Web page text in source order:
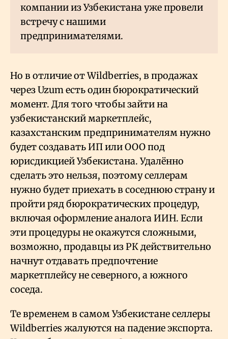
компании из Узбекистана уже провели
встречу с нашими
предпринимателями.
Но в отличие от Wildberries, в продажах
через Uzum есть один бюрократический
момент. Для того чтобы зайти на
узбекистанский маркетплейс,
казахстанским предпринимателям нужно
будет создавать ИП или ООО под
юрисдикцией Узбекистана. Удалённо
сделать это нельзя, поэтому селлерам
нужно будет приехать в соседнюю страну и
пройти ряд бюрократических процедур,
включая оформление аналога ИИН. Если
эти процедуры не окажутся сложными,
возможно, продавцы из РК действительно
начнут отдавать предпочтение
маркетплейсу не северного, а южного
соседа.
Те временем в самом Узбекистане селлеры
Wildberries жалуются на падение экспорта.